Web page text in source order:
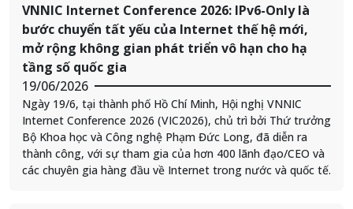
VNNIC Internet Conference 2026: IPv6-Only là
bước chuyển tất yếu của Internet thế hệ mới,
mở rộng không gian phát triển vô hạn cho hạ
tầng số quốc gia
19/06/2026
Ngày 19/6, tại thành phố Hồ Chí Minh, Hội nghị VNNIC
Internet Conference 2026 (VIC2026), chủ trì bởi Thứ trưởng
Bộ Khoa học và Công nghệ Phạm Đức Long, đã diễn ra
thành công, với sự tham gia của hơn 400 lãnh đạo/CEO và
các chuyên gia hàng đầu về Internet trong nước và quốc tế.